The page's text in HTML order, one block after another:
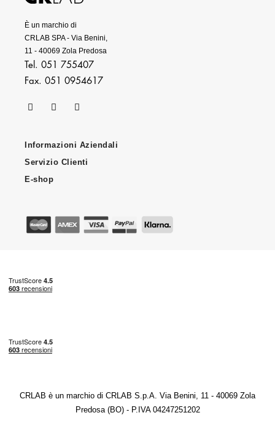
È un marchio di
CRLAB SPA - Via Benini,
11 - 40069 Zola Predosa
Tel. 051 755407
Fax. 051 0954617
Informazioni Aziendali
Servizio Clienti
E-shop
CRLAB è un marchio di CRLAB S.p.A. Via Benini, 11 - 40069 Zola
Predosa (BO) - P.IVA 04247251202